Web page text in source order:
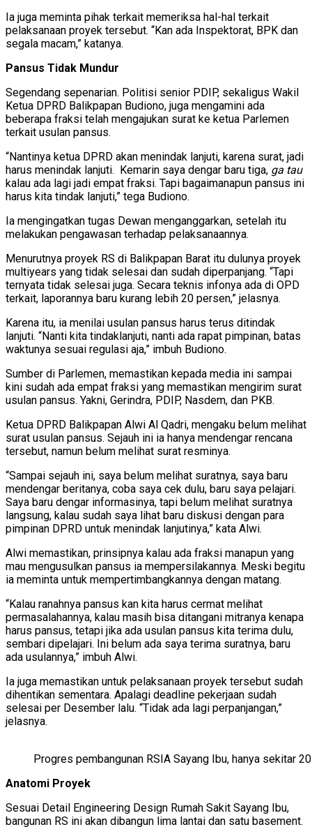
Ia juga meminta pihak terkait memeriksa hal-hal terkait
pelaksanaan proyek tersebut. “Kan ada Inspektorat, BPK dan
segala macam,” katanya.
Pansus Tidak Mundur
Segendang sepenarian. Politisi senior PDIP, sekaligus Wakil
Ketua DPRD Balikpapan Budiono, juga mengamini ada
beberapa fraksi telah mengajukan surat ke ketua Parlemen
terkait usulan pansus.
“Nantinya ketua DPRD akan menindak lanjuti, karena surat, jadi
harus menindak lanjuti. Kemarin saya dengar baru tiga, ga tau
kalau ada lagi jadi empat fraksi. Tapi bagaimanapun pansus ini
harus kita tindak lanjuti,” tega Budiono.
Ia mengingatkan tugas Dewan menganggarkan, setelah itu
melakukan pengawasan terhadap pelaksanaannya.
Menurutnya proyek RS di Balikpapan Barat itu dulunya proyek
multiyears yang tidak selesai dan sudah diperpanjang. “Tapi
ternyata tidak selesai juga. Secara teknis infonya ada di OPD
terkait, laporannya baru kurang lebih 20 persen,” jelasnya.
Karena itu, ia menilai usulan pansus harus terus ditindak
lanjuti. “Nanti kita tindaklanjuti, nanti ada rapat pimpinan, batas
waktunya sesuai regulasi aja,” imbuh Budiono.
Sumber di Parlemen, memastikan kepada media ini sampai
kini sudah ada empat fraksi yang memastikan mengirim surat
usulan pansus. Yakni, Gerindra, PDIP, Nasdem, dan PKB.
Ketua DPRD Balikpapan Alwi Al Qadri, mengaku belum melihat
surat usulan pansus. Sejauh ini ia hanya mendengar rencana
tersebut, namun belum melihat surat resminya.
“Sampai sejauh ini, saya belum melihat suratnya, saya baru
mendengar beritanya, coba saya cek dulu, baru saya pelajari.
Saya baru dengar informasinya, tapi belum melihat suratnya
langsung, kalau sudah saya lihat baru diskusi dengan para
pimpinan DPRD untuk menindak lanjutinya,” kata Alwi.
Alwi memastikan, prinsipnya kalau ada fraksi manapun yang
mau mengusulkan pansus ia mempersilakannya. Meski begitu
ia meminta untuk mempertimbangkannya dengan matang.
“Kalau ranahnya pansus kan kita harus cermat melihat
permasalahannya, kalau masih bisa ditangani mitranya kenapa
harus pansus, tetapi jika ada usulan pansus kita terima dulu,
sembari dipelajari. Ini belum ada saya terima suratnya, baru
ada usulannya,” imbuh Alwi.
Ia juga memastikan untuk pelaksanaan proyek tersebut sudah
dihentikan sementara. Apalagi deadline pekerjaan sudah
selesai per Desember lalu. “Tidak ada lagi perpanjangan,”
jelasnya.
Progres pembangunan RSIA Sayang Ibu, hanya sekitar
Anatomi Proyek
Sesuai Detail Engineering Design Rumah Sakit Sayang Ibu,
bangunan RS ini akan dibangun lima lantai dan satu basement.